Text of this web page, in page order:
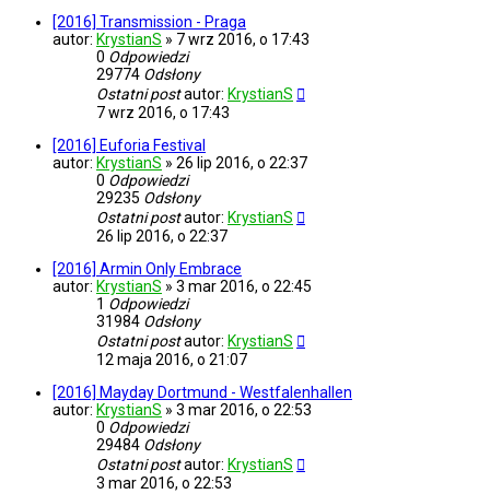
[2016] Transmission - Praga
autor: KrystianS » 7 wrz 2016, o 17:43
0 Odpowiedzi
29774 Odsłony
Ostatni postautor: KrystianS
7 wrz 2016, o 17:43
[2016] Euforia Festival
autor: KrystianS » 26 lip 2016, o 22:37
0 Odpowiedzi
29235 Odsłony
Ostatni postautor: KrystianS
26 lip 2016, o 22:37
[2016] Armin Only Embrace
autor: KrystianS » 3 mar 2016, o 22:45
1 Odpowiedzi
31984 Odsłony
Ostatni postautor: KrystianS
12 maja 2016, o 21:07
[2016] Mayday Dortmund - Westfalenhallen
autor: KrystianS » 3 mar 2016, o 22:53
0 Odpowiedzi
29484 Odsłony
Ostatni postautor: KrystianS
3 mar 2016, o 22:53